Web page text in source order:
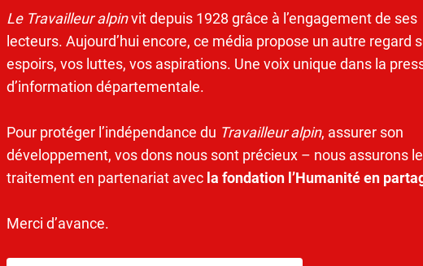
Le Travailleur alpinvit depuis 1928 grâce à l’engagement de ses
lecteurs. Aujourd’hui encore, ce média propose un autre regard
espoirs, vos luttes, vos aspirations. Une voix unique dans la
d’information départementale.
Pour protéger l’indépendance du Travailleur alpin, assurer son
développement, vos dons nous sont précieux – nous assurons
traitement en partenariat avec la fondation l’Humanité en
Merci d’avance.